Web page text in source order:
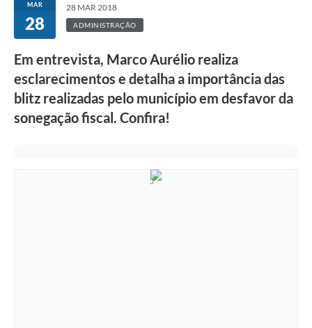
MAR
28
28 MAR 2018
ADMINISTRAÇÃO
Em entrevista, Marco Aurélio realiza
esclarecimentos e detalha a importância das
blitz realizadas pelo município em desfavor da
sonegação fiscal. Confira!